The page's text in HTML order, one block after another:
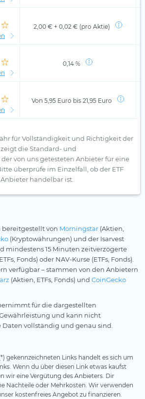
2,00 € + 0,02 € (pro Aktie)
0,14 %
Von 5,95 Euro bis 21,95 Euro
für Vollständigkeit und Richtigkeit der
die Standard- und
von uns getesteten Anbieter für eine
überprüfe im Einzelfall, ob der ETF
handelbar ist.
von Morningstar (Aktien,
(Kryptowährungen) und der Isarvest
mindestens 15 Minuten zeitverzögerte
Fonds) oder NAV-Kurse (ETFs, Fonds).
verfügbar – stammen von den Anbietern
(Aktien, ETFs, Fonds) und CoinGecko
für die dargestellten
und kann nicht
Daten vollständig und genau sind.
gekennzeichneten Links handelt es sich um
Wenn du über diesen Link etwas kaufst
wir eine Vergütung des Anbieters. Dir
Nachteile oder Mehrkosten. Wir verwenden
kostenfreies Angebot zu finanzieren.